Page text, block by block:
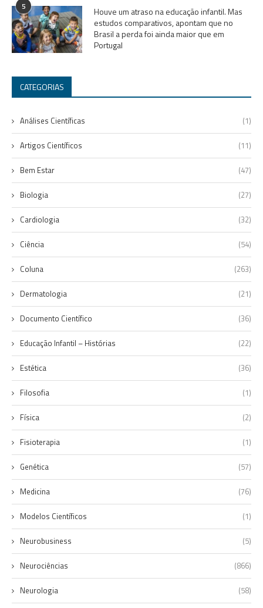
5
Houve um atraso na educação infantil. Mas
estudos comparativos, apontam que no
Brasil a perda foi ainda maior que em
Portugal
CATEGORIAS
Análises Científicas (1)
Artigos Científicos (11)
Bem Estar (47)
Biologia (27)
Cardiologia (32)
Ciência (54)
Coluna (263)
Dermatologia (21)
Documento Científico (36)
Educação Infantil – Histórias (22)
Estética (36)
Filosofia (1)
Física (2)
Fisioterapia (1)
Genética (57)
Medicina (76)
Modelos Científicos (1)
Neurobusiness (5)
Neurociências (866)
Neurologia (58)